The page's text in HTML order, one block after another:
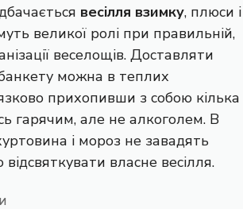
весілля взимку, плюси і
великої ролі при правильній,
веселощів. Доставляти
можна в теплих
прихопивши з собою кілька
гарячим, але не алкоголем. В
і мороз не завадять
власне весілля.